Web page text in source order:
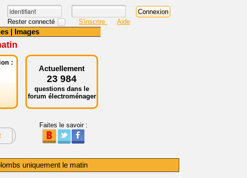
Rester connecté S'inscrire Aide
| Images
:
Actuellement
23 984
questions dans le
forum électroménager
Faites le savoir :
uniquement le matin